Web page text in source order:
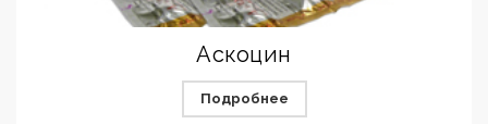
Аскоцин
Подробнее